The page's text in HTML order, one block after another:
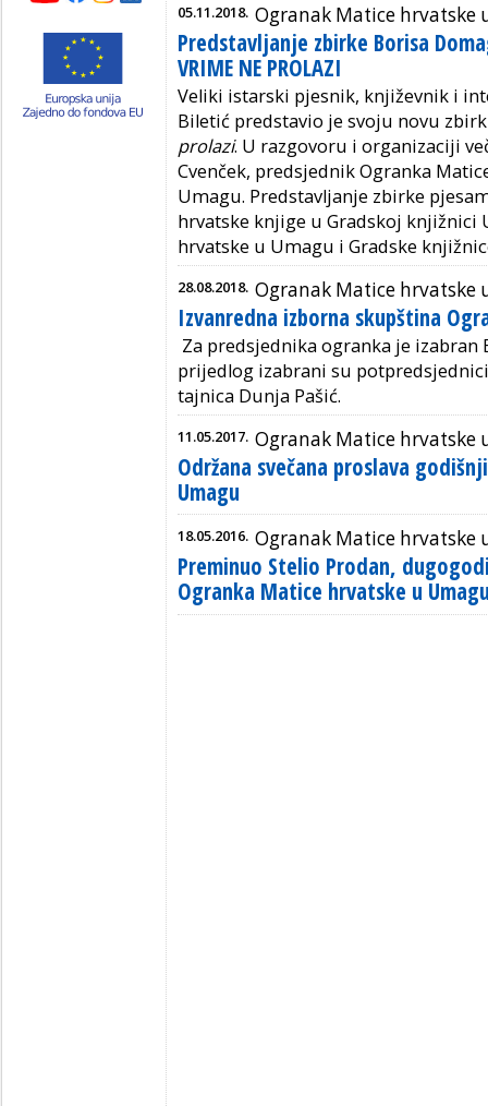
05.11.2018. Ogranak Matice hrvatske
Predstavljanje zbirke Borisa
VRIME NE PROLAZI
Veliki istarski pjesnik, književnik i
Biletić predstavio je svoju novu
prolazi. U razgovoru i organizaciji
Cvenček, predsjednik Ogranka
Umagu. Predstavljanje zbirke
hrvatske knjige u Gradskoj knjižnici
hrvatske u Umagu i Gradske
28.08.2018. Ogranak Matice hrvatske
Izvanredna izborna skupština
Za predsjednikaogranka je izabran
prijedlog izabrani su potpredsjednici
tajnica Dunja Pašić.
11.05.2017. Ogranak Matice hrvatske
Održana svečana proslava
Umagu
18.05.2016. Ogranak Matice hrvatske
Preminuo Stelio Prodan,
Ogranka Matice hrvatske u